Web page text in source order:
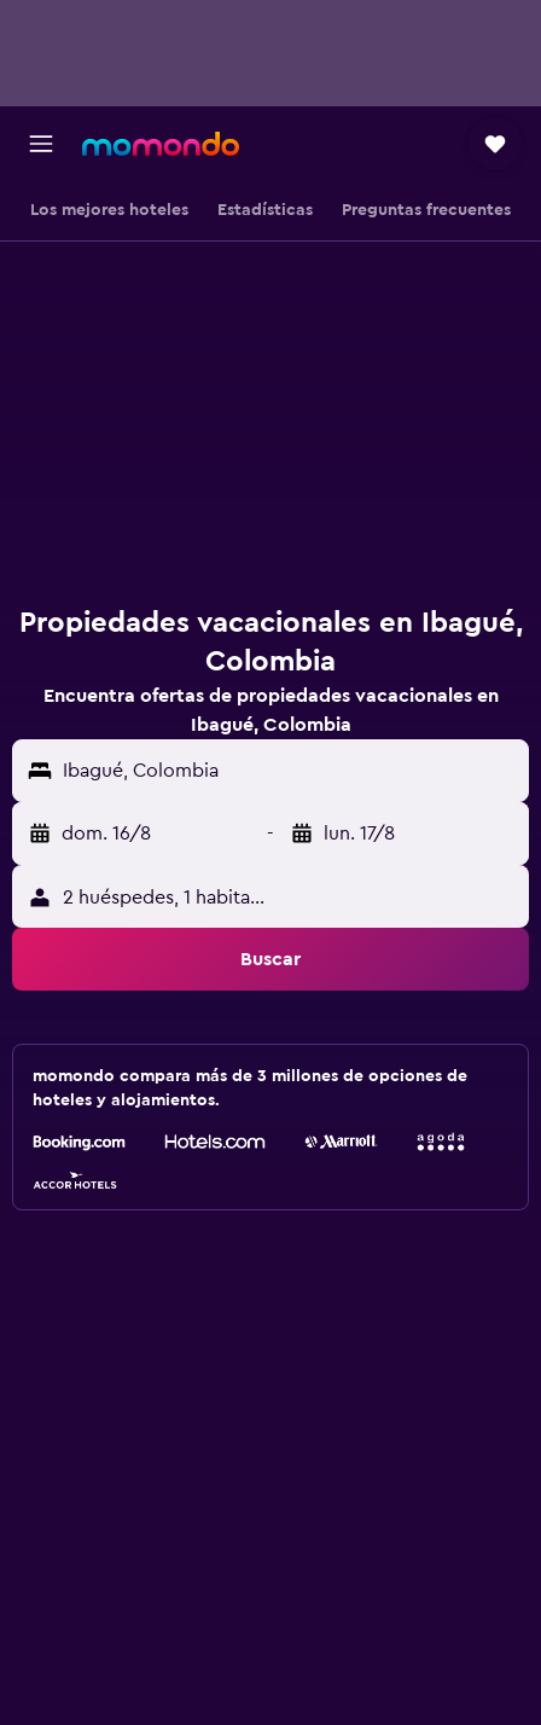
Los mejores hoteles Estadísticas Preguntas frecuentes
Propiedades vacacionales en Ibagué,
Colombia
Encuentra ofertas de propiedades vacacionales en
Ibagué, Colombia
Ibagué, Colombia
dom. 16/8 - lun. 17/8
2 huéspedes, 1 habitación
Buscar
momondo compara más de 3 millones de opciones de
hoteles y alojamientos.